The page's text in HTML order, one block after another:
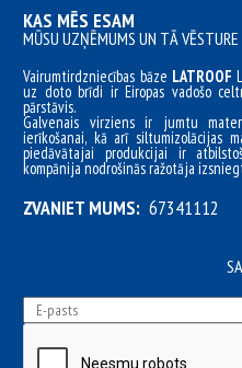
KAS MĒS ESAM
MŪSU UZŅĒMUMS UN TĀ VĒSTURE
Vairumtirdzniecības bāze LATROOF
uz doto brīdi ir Eiropas vadošo
pārstāvis.
Galvenais virziens ir jumtu
ierīkošanai, kā arī siltumizolācijas
piedāvātajai produkcijai ir
kompānija nodrošinās ražotāja
ZVANIET MUMS: 67341112